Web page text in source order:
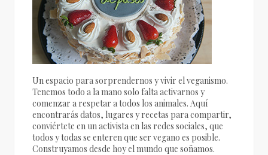
Un espacio para sorprendernos y vivir el veganismo.
Tenemos todo a la mano solo falta activarnos y
comenzar a respetar a todos los animales. Aquí
encontrarás datos, lugares y recetas para compartir,
conviértete en un activista en las redes sociales, que
todos y todas se enteren que ser vegano es posible.
Construyamos desde hoy el mundo que soñamos.